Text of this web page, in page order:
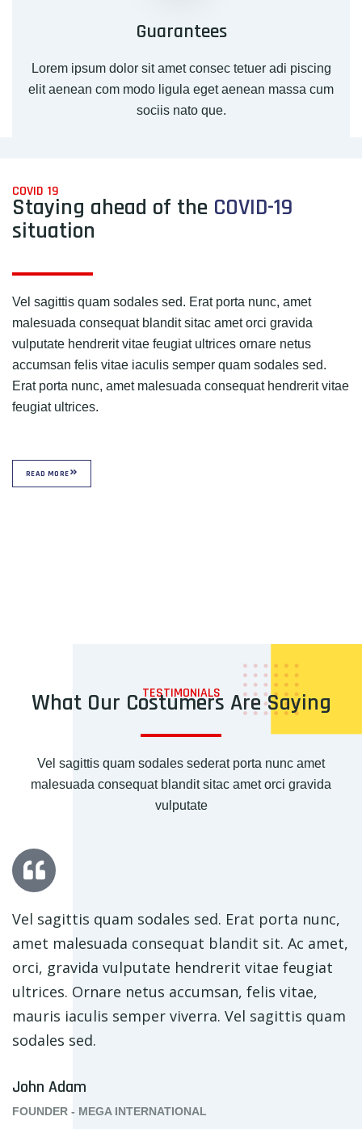
Guarantees
Lorem ipsum dolor sit amet consec tetuer adi piscing
elit aenean com modo ligula eget aenean massa cum
sociis nato que.
COVID 19
Staying ahead of the COVID-19
situation
Vel sagittis quam sodales sed. Erat porta nunc, amet
malesuada consequat blandit sitac amet orci gravida
vulputate hendrerit vitae feugiat ultrices ornare netus
accumsan felis vitae iaculis semper quam sodales sed.
Erat porta nunc, amet malesuada consequat hendrerit vitae
feugiat ultrices.
READ MORE
TESTIMONIALS
What Our Costumers Are Saying
Vel sagittis quam sodales sederat porta nunc amet
malesuada consequat blandit sitac amet orci gravida
vulputate
Vel sagittis quam sodales sed. Erat porta nunc,
amet malesuada consequat blandit sit. Ac amet,
orci, gravida vulputate hendrerit vitae feugiat
ultrices. Ornare netus accumsan, felis vitae,
mauris iaculis semper viverra. Vel sagittis quam
sodales sed.
John Adam
FOUNDER - MEGA INTERNATIONAL